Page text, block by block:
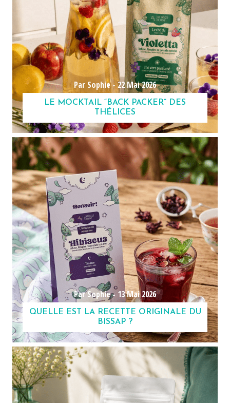
Par Sophie -22 Mai 2026
LE MOCKTAIL “BACK PACKER” DES
THÉLICES
Par Sophie -13 Mai 2026
QUELLE EST LA RECETTE ORIGINALE DU
BISSAP ?